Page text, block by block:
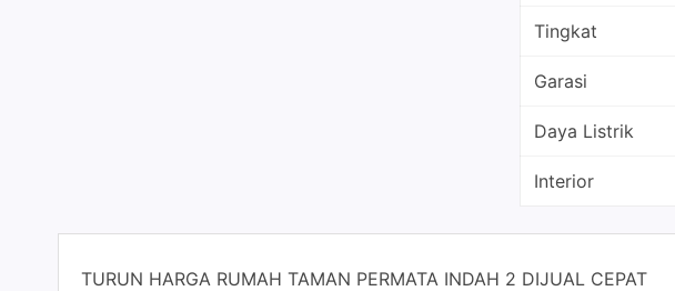
Tingkat
Garasi
Daya Listrik
Interior
TURUN HARGA RUMAH TAMAN PERMATA INDAH 2 DIJUAL CEPAT